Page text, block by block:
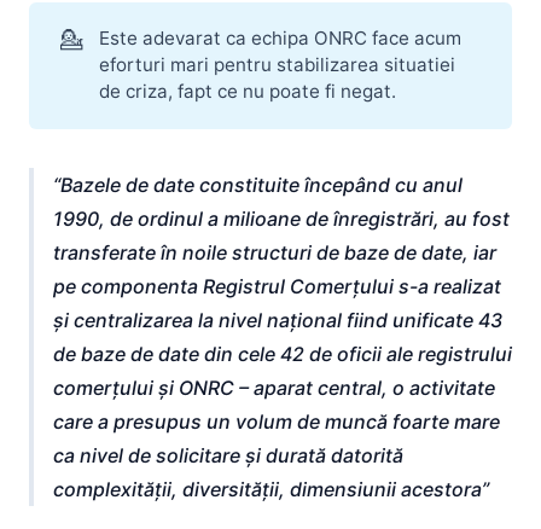
💁
Este adevarat ca echipa ONRC face acum
eforturi mari pentru stabilizarea situatiei
de criza, fapt ce nu poate fi negat.
Bazele de date constituite începând cu anul
1990, de ordinul a milioane de înregistrări, au fost
transferate în noile structuri de baze de date, iar
pe componenta Registrul Comerțului s-a realizat
și centralizarea la nivel național fiind unificate 43
de baze de date din cele 42 de oficii ale registrului
comerțului și ONRC – aparat central, o activitate
care a presupus un volum de muncă foarte mare
ca nivel de solicitare și durată datorită
complexității, diversității, dimensiunii acestora